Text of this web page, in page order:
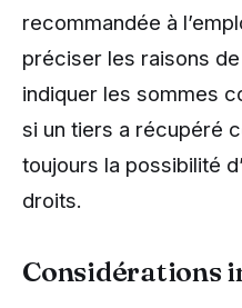
recommandée à
préciser les raisons
indiquer les sommes
si un tiers a récupéré
toujours la possibilité
droits.
Considérations